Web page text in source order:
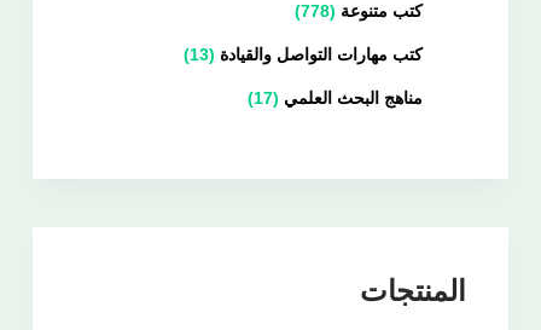
كتب متنوعة 778
كتب مهارات التواصل والقيادة 13
مناهج البحث العلمي 17
المنتجات